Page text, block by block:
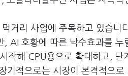
거리 사업에 주목하고 있습
, AI 호황에 따른 낙수효과를
작해 CPU용으로 확대하고, 단
기적으로는 시장이 본격적으